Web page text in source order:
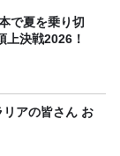
で夏を乗り切
上決戦2026！
アの皆さん お